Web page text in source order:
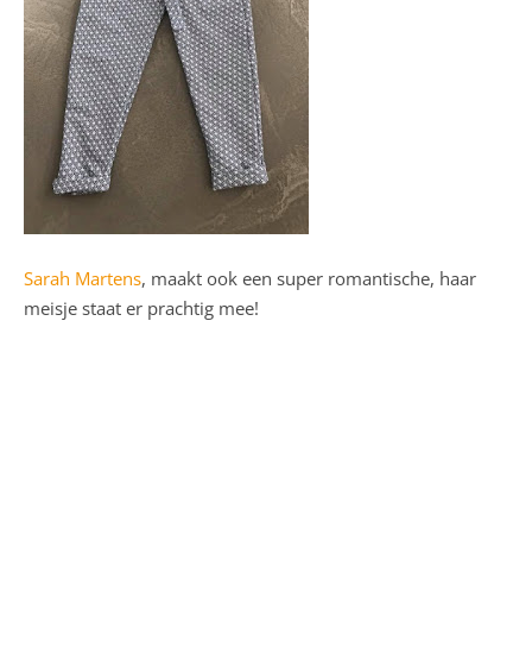
Sarah Martens, maakt ook een super romantische, haar
meisje staat er prachtig mee!